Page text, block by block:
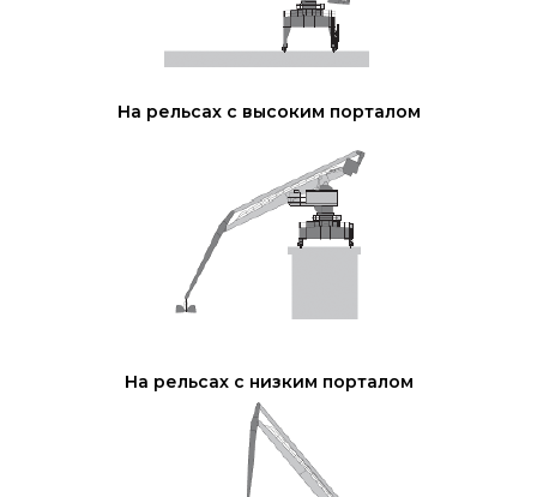
На рельсах с высоким порталом
На рельсах с низким порталом